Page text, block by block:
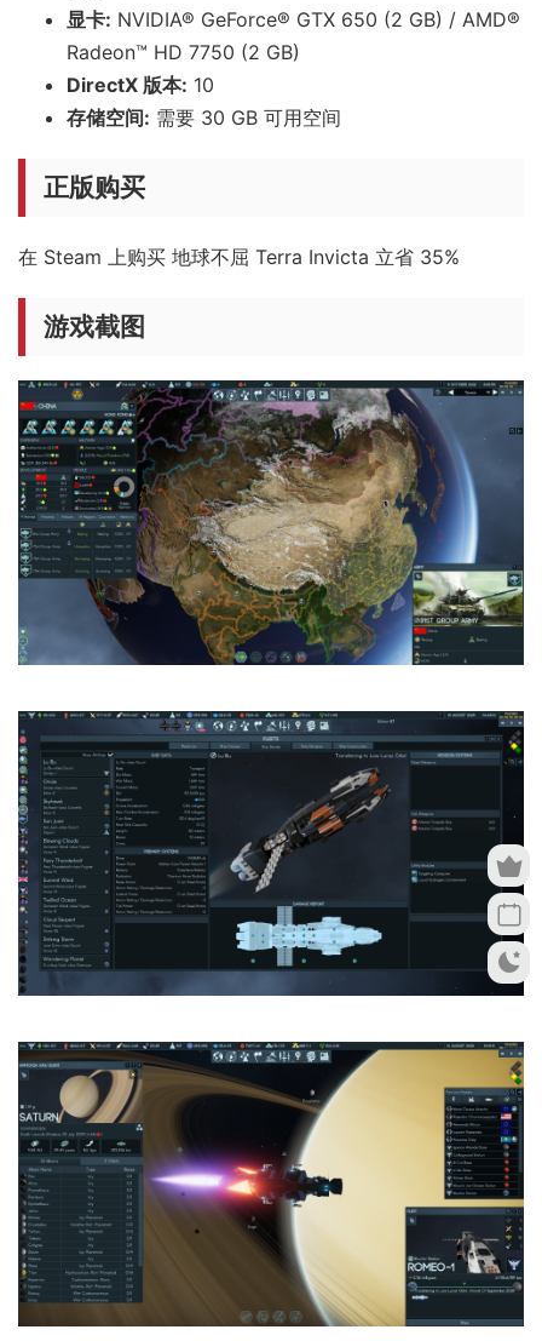
显卡: NVIDIA® GeForce® GTX 650 (2 GB) / AMD®
Radeon™ HD 7750 (2 GB)
DirectX 版本: 10
存储空间: 需要 30 GB 可用空间
正版购买
在 Steam 上购买 地球不屈 Terra Invicta 立省 35%
游戏截图